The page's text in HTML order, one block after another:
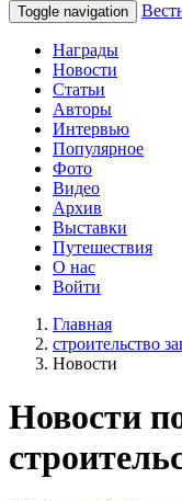
Toggle navigation
Награды
Новости
Статьи
Авторы
Интервью
Популярное
Фото
Видео
Архив
Выставки
Путешествия
О нас
Войти
Главная
строительство
Новости
Новости